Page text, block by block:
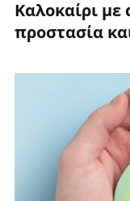
Καλοκαίρι
προστασία